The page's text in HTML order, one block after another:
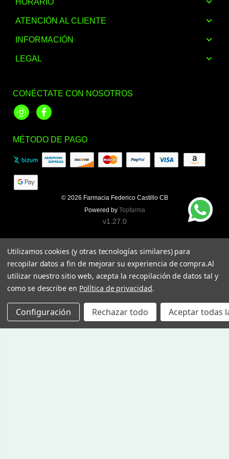
HORARIO
ATENCIÓN AL CLIENTE
INFORMACIÓN
LEGAL
CONÉCTATE CON NOSOTROS
InstagramFacebook
MÉTODO DE PAGO
© 2026 Farmacia Federico Castillo CB
Powered by Topfarma
v1.27.0
Utilizamos cookies (y otras tecnologías similares) para
recopilar datos a fin de mejorar su experiencia de compra.Al
utilizar nuestro sitio web, acepta la recopilación de datos tal y
como se describe en Política de privacidad.
Configuración Rechazar todo Aceptar todas